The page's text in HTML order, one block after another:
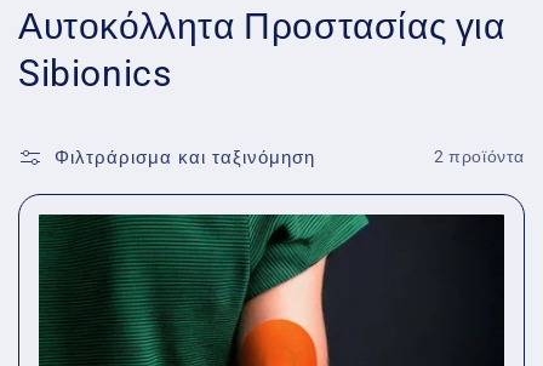
Σ
υ
λ
ο
Αυτοκόλλητα Προστασίας για
Sibionics
Φιλτράρισμα και ταξινόμηση 2 προϊόντα